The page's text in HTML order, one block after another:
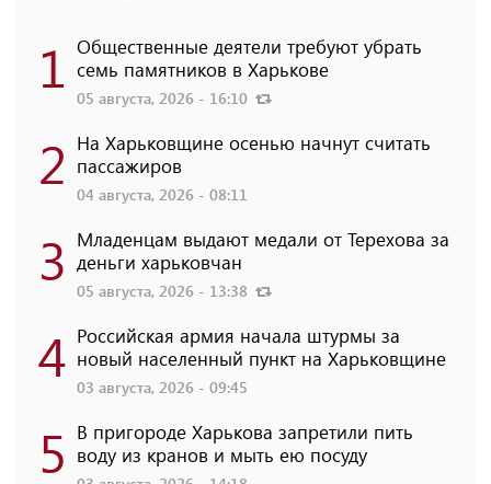
1 Общественные деятели требуют убрать
семь памятников в Харькове
05 августа, 2026 - 16:10
2 На Харьковщине осенью начнут считать
пассажиров
04 августа, 2026 - 08:11
3 Младенцам выдают медали от Терехова за
деньги харьковчан
05 августа, 2026 - 13:38
4 Российская армия начала штурмы за
новый населенный пункт на Харьковщине
03 августа, 2026 - 09:45
5 В пригороде Харькова запретили пить
воду из кранов и мыть ею посуду